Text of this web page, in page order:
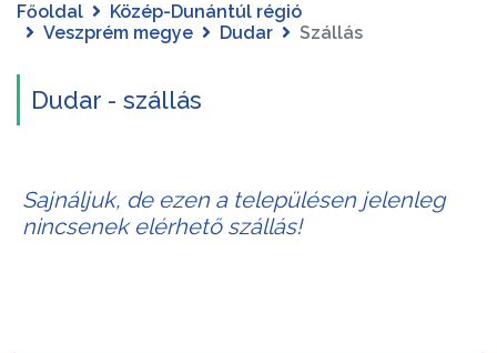
Főoldal
Közép-Dunántúl régió
Veszprém megye
Dudar Szállás
Dudar - szállás
Sajnáljuk, de ezen a településen jelenleg
nincsenek elérhető szállás!